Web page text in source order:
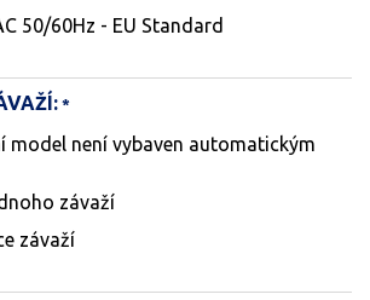
50/60Hz - EU Standard
model není vybaven automatickým
závaží
závaží